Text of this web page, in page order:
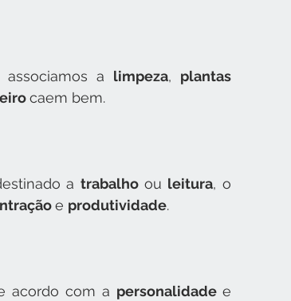
a limpeza, plantas
caem bem.
a trabalho ou leitura, o
e produtividade.
acordo com a personalidade e